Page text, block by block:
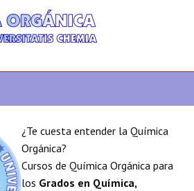
¿Te cuesta entender la Química
Orgánica?
Cursos de Química Orgánica para
los Grados en Química,